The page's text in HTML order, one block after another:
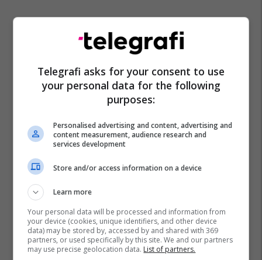
Kf Dukagjini Kf Drita Superliga E Kosovës
Telegrafi asks for your consent to use
your personal data for the following
purposes:
Personalised advertising and content, advertising and
content measurement, audience research and
services development
Store and/or access information on a device
Learn more
Your personal data will be processed and information from
your device (cookies, unique identifiers, and other device
data) may be stored by, accessed by and shared with 369
partners, or used specifically by this site. We and our partners
may use precise geolocation data. List of partners.